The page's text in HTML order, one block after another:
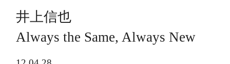
井上信也
Always the Same, Always New